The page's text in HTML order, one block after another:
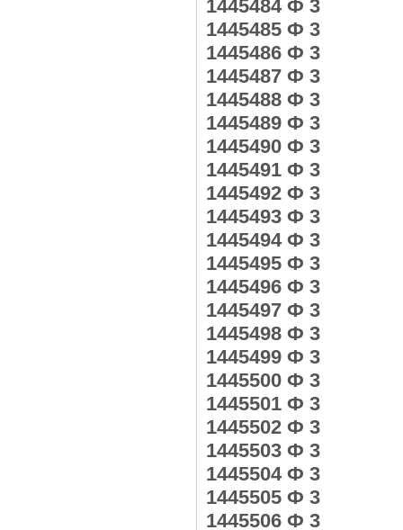
1445484 Ф 3
1445485 Ф 3
1445486 Ф 3
1445487 Ф 3
1445488 Ф 3
1445489 Ф 3
1445490 Ф 3
1445491 Ф 3
1445492 Ф 3
1445493 Ф 3
1445494 Ф 3
1445495 Ф 3
1445496 Ф 3
1445497 Ф 3
1445498 Ф 3
1445499 Ф 3
1445500 Ф 3
1445501 Ф 3
1445502 Ф 3
1445503 Ф 3
1445504 Ф 3
1445505 Ф 3
1445506 Ф 3